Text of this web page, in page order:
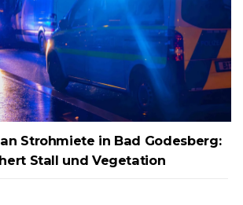
Strohmiete in Bad Godesberg:
Stall und Vegetation